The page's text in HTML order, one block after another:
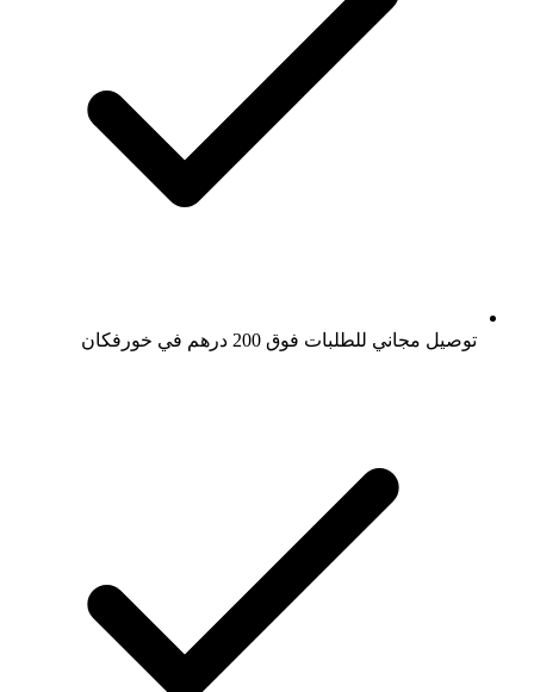
توصيل مجاني للطلبات فوق 200 درهم في خورفكان